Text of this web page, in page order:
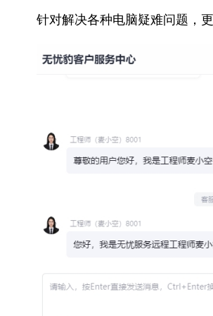
针对解决各种电脑疑难问题，